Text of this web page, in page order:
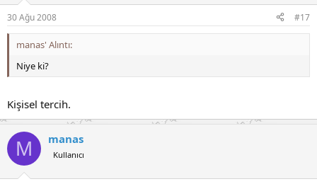
30 Ağu 2008 #17
manas' Alıntı:
Niye ki?
Kişisel tercih.
M manas
Kullanıcı